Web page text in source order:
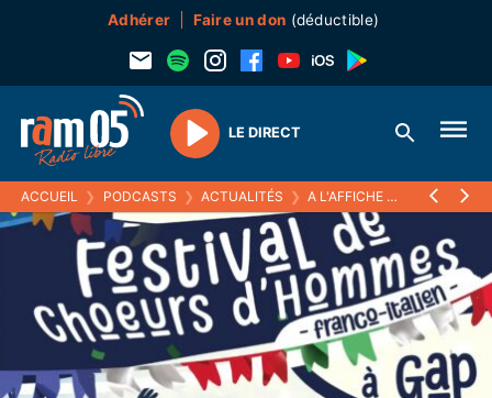
Adhérer Faire un don (déductible)
Play
LE DIRECT
ACCUEIL ❯ PODCASTS ❯ ACTUALITÉS ❯ A L'AFFICHE ❯ LA